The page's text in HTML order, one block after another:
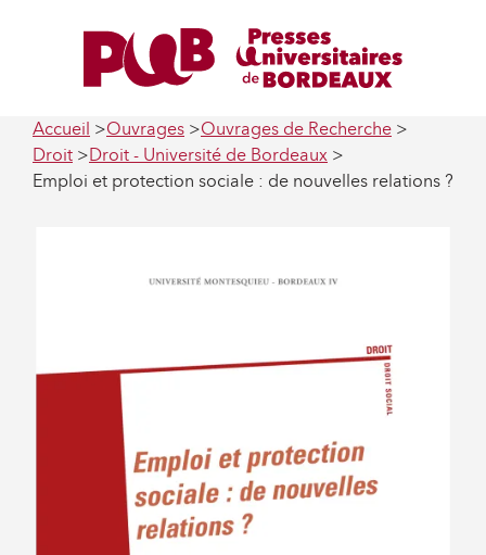
Accueil Ouvrages
Ouvrages de Recherche
Droit
Droit - Université de Bordeaux
Emploi et protection sociale : de nouvelles relations ?